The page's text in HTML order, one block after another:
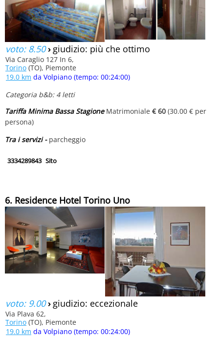
voto: 8.50› giudizio: più che ottimo
Via Caraglio 127 In 6,
Torino (TO), Piemonte
19.0 km da Volpiano (tempo: 00:24:00)
Categoria b&b: 4 letti
Tariffa Minima Bassa StagioneMatrimoniale € 60 (30.00 € per
persona)
Tra i servizi - parcheggio
3334289843 Sito
6. Residence Hotel Torino Uno
voto: 9.00› giudizio: eccezionale
Via Plava 62,
Torino (TO), Piemonte
19.0 km da Volpiano (tempo: 00:24:00)